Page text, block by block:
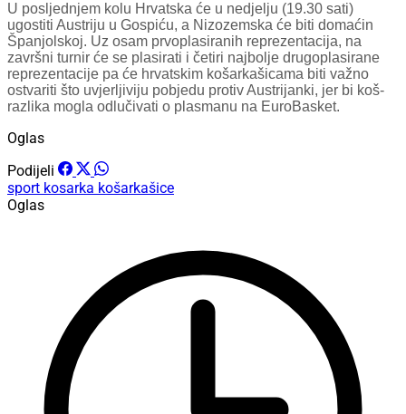
U posljednjem kolu Hrvatska će u nedjelju (19.30 sati)
ugostiti Austriju u Gospiću, a Nizozemska će biti domaćin
Španjolskoj. Uz osam prvoplasiranih reprezentacija, na
završni turnir će se plasirati i četiri najbolje drugoplasirane
reprezentacije pa će hrvatskim košarkašicama biti važno
ostvariti što uvjerljiviju pobjedu protiv Austrijanki, jer bi koš-
razlika mogla odlučivati o plasmanu na EuroBasket.
Oglas
Podijeli
sport kosarka košarkašice
Oglas